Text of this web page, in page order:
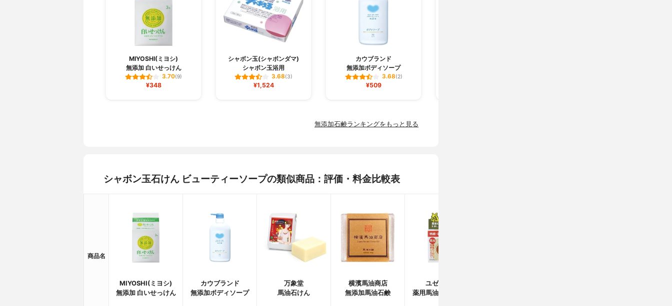
MIYOSHI(ミヨシ)
無添加 白いせっけん
3.70(9)
¥348
シャボン玉(シャボンダマ)
シャボン玉浴用
3.68(3)
¥1,524
カウブランド
無添加ボディソープ
3.68(2)
¥509
無添加石鹸ランキングをもっと見る
シャボン玉石けん ビューティーソープの類似商品：評価・料金比較表
商品名
MIYOSHI(ミヨシ)
無添加 白いせっけん
カウブランド
無添加ボディソープ
万象堂
馬油石けん
横濱馬油商店
無添加馬油石鹸
ユゼ化粧品
薬用馬油透明石けん